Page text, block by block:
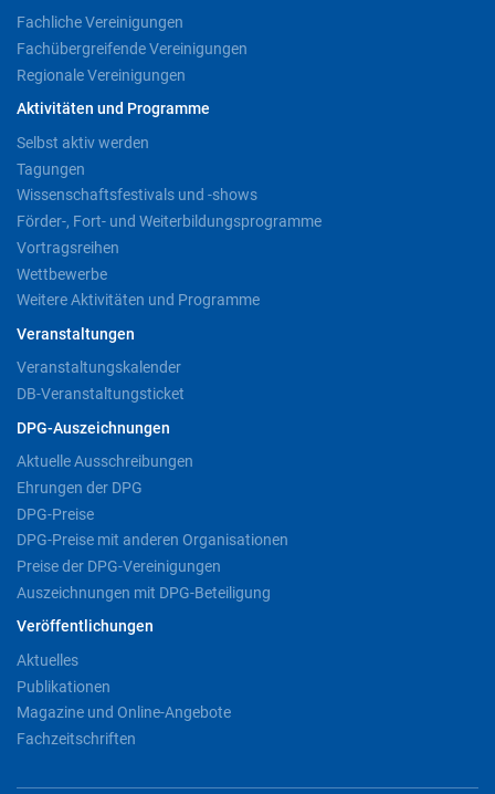
Fachliche Vereinigungen
Fachübergreifende Vereinigungen
Regionale Vereinigungen
Aktivitäten und Programme
Selbst aktiv werden
Tagungen
Wissenschaftsfestivals und -shows
Förder-, Fort- und Weiterbildungsprogramme
Vortragsreihen
Wettbewerbe
Weitere Aktivitäten und Programme
Veranstaltungen
Veranstaltungskalender
DB-Veranstaltungsticket
DPG-Auszeichnungen
Aktuelle Ausschreibungen
Ehrungen der DPG
DPG-Preise
DPG-Preise mit anderen Organisationen
Preise der DPG-Vereinigungen
Auszeichnungen mit DPG-Beteiligung
Veröffentlichungen
Aktuelles
Publikationen
Magazine und Online-Angebote
Fachzeitschriften